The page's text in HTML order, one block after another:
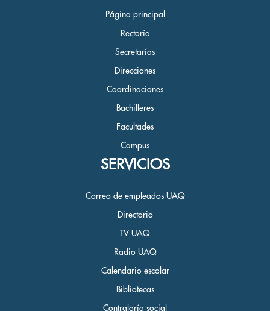
Página principal
Rectoría
Secretarías
Direcciones
Coordinaciones
Bachilleres
Facultades
Campus
SERVICIOS
Correo de empleados UAQ
Directorio
TV UAQ
Radio UAQ
Calendario escolar
Bibliotecas
Contraloría social